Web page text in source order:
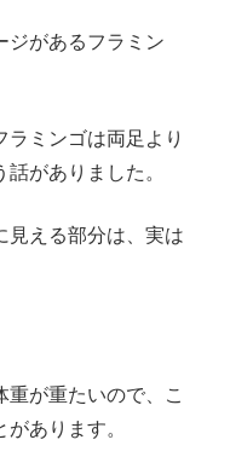
ジがあるフラミン
ミンゴは両足より
がありました。
見える部分は、実は
重が重たいので、こ
あります。